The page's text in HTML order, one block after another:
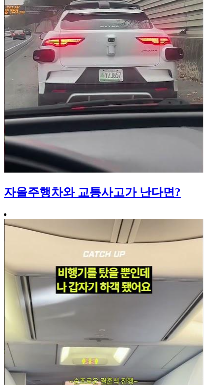
자율주행차와 교통사고가 난다면?